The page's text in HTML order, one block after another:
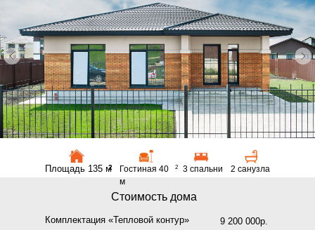
Площадь 135 м 3 спальни
Гостиная 40
м
2 санузла
Стоимость дома
Комплектация «Тепловой контур»
2 2
9 200 000р.